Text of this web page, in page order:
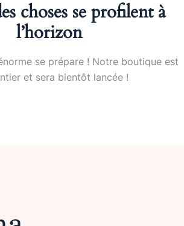
choses se profilent à
l’horizon
se prépare ! Notre boutique est
et sera bientôt lancée !